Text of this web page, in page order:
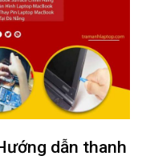
dẫn thanh